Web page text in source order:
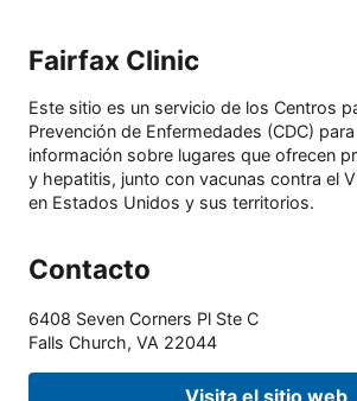
Fairfax Clinic
Este sitio es un servicio de los Centros
Prevención de Enfermedades (CDC)
información sobre lugares que ofrecen
y hepatitis, junto con vacunas contra el
en Estados Unidos y sus territorios.
Contacto
6408 Seven Corners Pl Ste C
Falls Church, VA 22044
Visita el sitio web